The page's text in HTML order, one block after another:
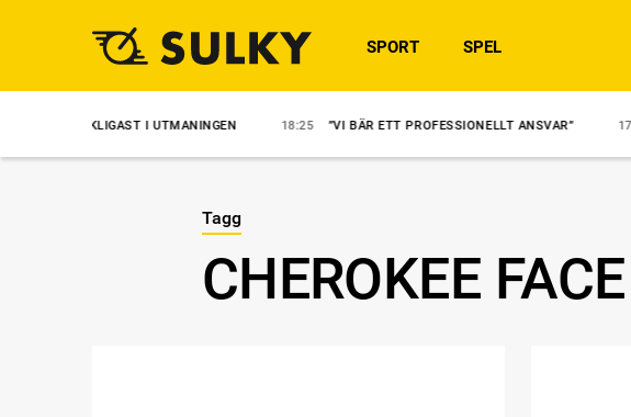
SPORT SPEL
I UTMANINGEN 18:25 ”VI BÄR ETT PROFESSIONELLT ANSVAR” 17:00
Tagg
CHEROKEE FACE